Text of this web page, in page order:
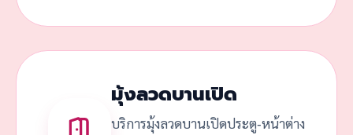
มุ้งลวดบานเปิด
บริการมุ้งลวดบานเปิดประตู-หน้าต่าง